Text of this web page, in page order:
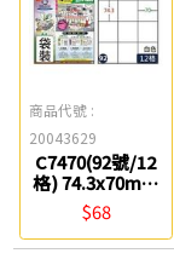
商品代號 :
20043629
C7470(92號/12
格) 74.3x70mm
A4三用電腦標籤
鶴屋
$68